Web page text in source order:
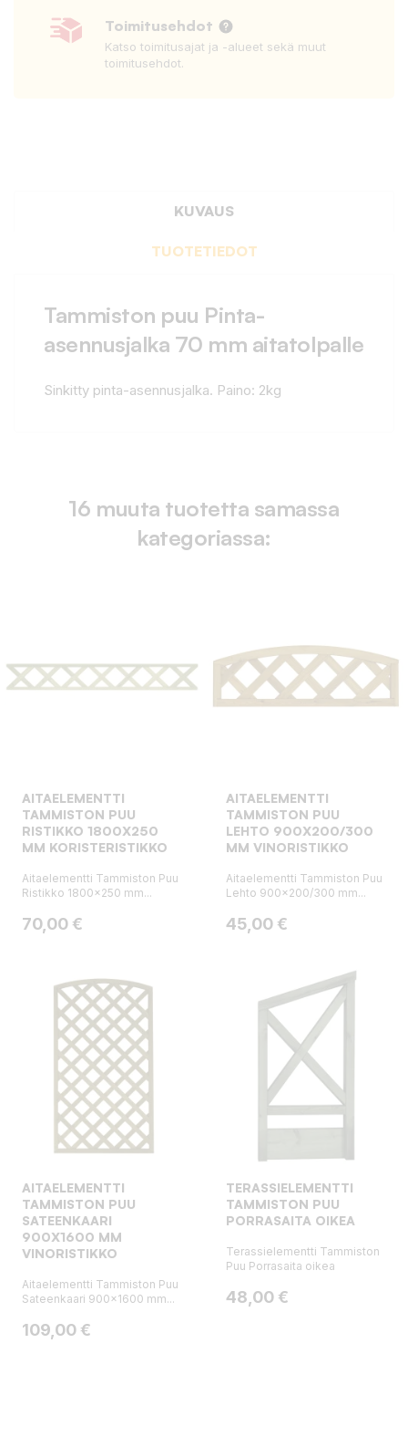
Toimitusehdot
Katso toimitusajat ja -alueet sekä muut
toimitusehdot.
KUVAUS
TUOTETIEDOT
Tammiston puu Pinta-
asennusjalka 70 mm aitatolpalle
Sinkitty pinta-asennusjalka. Paino: 2kg
16 muuta tuotetta samassa
kategoriassa:
AITAELEMENTTI
TAMMISTON PUU
RISTIKKO 1800X250
MM KORISTERISTIKKO
Aitaelementti Tammiston Puu
Ristikko 1800x250 mm...
Hinta
70,00 €
AITAELEMENTTI
TAMMISTON PUU
LEHTO 900X200/300
MM VINORISTIKKO
Aitaelementti Tammiston Puu
Lehto 900x200/300 mm...
Hinta
45,00 €
AITAELEMENTTI
TAMMISTON PUU
SATEENKAARI
900X1600 MM
VINORISTIKKO
Aitaelementti Tammiston Puu
Sateenkaari 900x1600 mm...
Hinta
109,00 €
TERASSIELEMENTTI
TAMMISTON PUU
PORRASAITA OIKEA
Terassielementti Tammiston
Puu Porrasaita oikea
Hinta
48,00 €